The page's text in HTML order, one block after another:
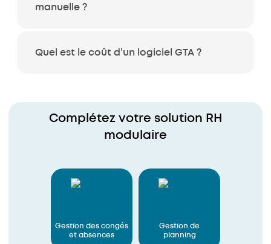
manuelle ?
Quel est le coût d’un logiciel GTA ?
Complétez votre solution RH
modulaire
Gestion des congés
et absences
Gestion de
planning